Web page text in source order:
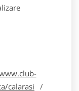
calarasi
/